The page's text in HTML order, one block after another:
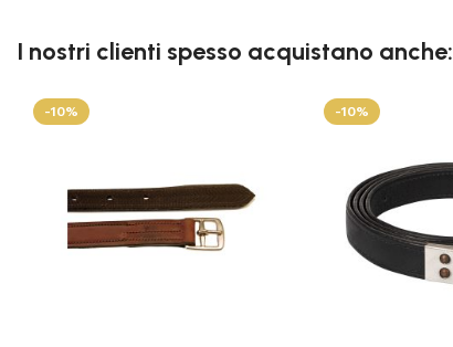
I nostri clienti spesso acquistano anche:
-10% -10%